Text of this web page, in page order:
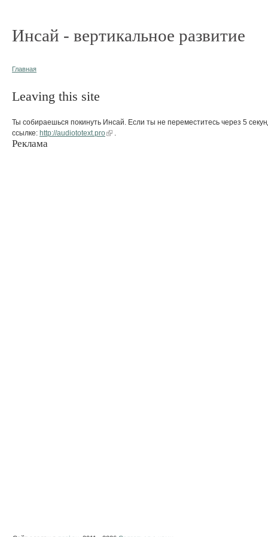
Инсай - вертикальное развитие
Главная
Leaving this site
Ты собираешься покинуть Инсай. Если ты не переместитесь через 5
ссылке: http://audiototext.pro
Реклама